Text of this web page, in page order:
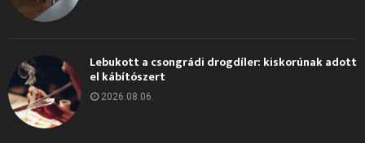
Lebukott a csongrádi drogdíler: kiskorúnak adott
el kábítószert
2026.08.06.